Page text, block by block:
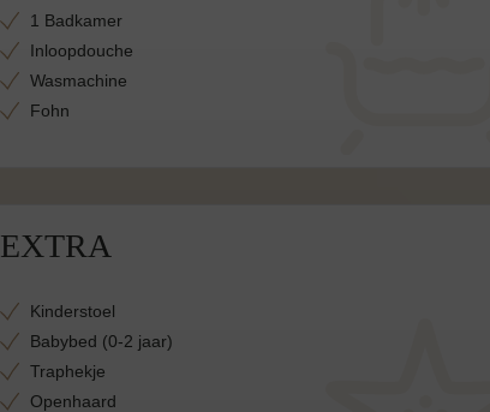
1 Badkamer
Inloopdouche
Wasmachine
Fohn
EXTRA
Kinderstoel
Babybed (0-2 jaar)
Traphekje
Openhaard